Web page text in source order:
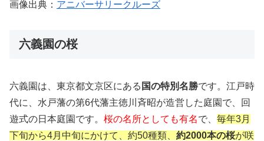
画像出典： アニバーサリークルーズ
六義園の桜
六義園は、東京都文京区にある 国の特別名勝です。江戸時
代に、水戸藩の第6代藩主徳川斉昭が造営した庭園で、回
遊式の日本庭園です。 桜の名所としても有名で、 毎年3月
下旬から4月中旬にかけて、約50種類、 約2000本の桜が咲